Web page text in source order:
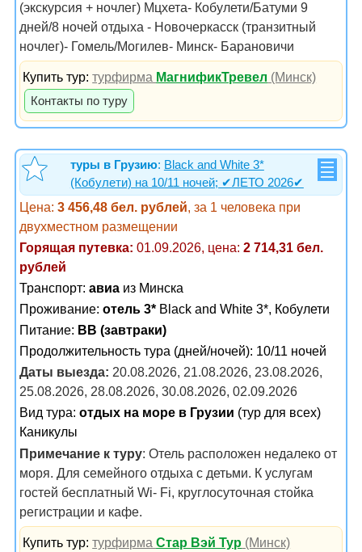
(экскурсия + ночлег) Мцхета- Кобулети/Батуми 9
дней/8 ночей отдыха - Новочеркасск (транзитный
ночлег)- Гомель/Могилев- Минск- Барановичи
Купить тур:турфирма МагнификТревел (Минск)
Контакты по туру
туры в Грузию: Black and White 3*
(Кобулети) на 10/11 ночей; ✔ЛЕТО 2026✔
Цена: 3 456,48 бел. рублей, за 1 человека при
двухместном размещении
Горящая путевка: 01.09.2026, цена: 2 714,31 бел.
рублей
Транспорт: авиа из Минска
Проживание: отель 3* Black and White 3*, Кобулети
Питание: BB (завтраки)
Продолжительность тура (дней/ночей): 10/11 ночей
Даты выезда: 20.08.2026, 21.08.2026, 23.08.2026,
25.08.2026, 28.08.2026, 30.08.2026, 02.09.2026
Вид тура: отдых на море в Грузии (тур для всех)
Каникулы
Примечание к туру: Отель расположен недалеко от
моря. Для семейного отдыха с детьми. К услугам
гостей бесплатный Wi- Fi, круглосуточная стойка
регистрации и кафе.
Купить тур:турфирмаСтар Вэй Тур (Минск)